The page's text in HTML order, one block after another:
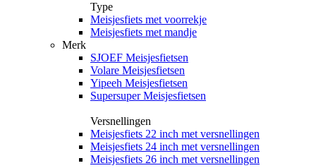
Type
Meisjesfiets met voorrekje
Meisjesfiets met mandje
Merk
SJOEF Meisjesfietsen
Volare Meisjesfietsen
Yipeeh Meisjesfietsen
Supersuper Meisjesfietsen
Versnellingen
Meisjesfiets 22 inch met versnellingen
Meisjesfiets 24 inch met versnellingen
Meisjesfiets 26 inch met versnellingen